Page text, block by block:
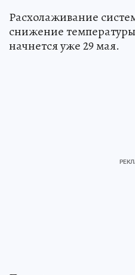
Расхолаживание
снижение
начнется уже 29 мая.